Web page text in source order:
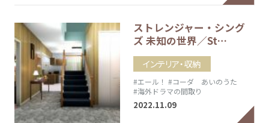
ストレンジャー・シング
ズ 未知の世界／St…
インテリア・収納
#エール！ #コーダ あいのうた
#海外ドラマの間取り
2022.11.09